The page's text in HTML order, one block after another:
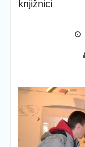
knjižnici